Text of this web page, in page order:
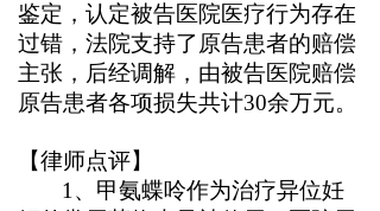
鉴定，认定被告医院医疗行为存在
过错，法院支持了原告患者的赔偿
主张，后经调解，由被告医院赔偿
原告患者各项损失共计30余万元。
【律师点评】
1 、甲氨蝶呤作为治疗异位妊